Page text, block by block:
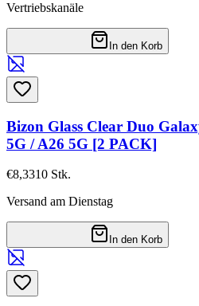
Vertriebskanäle
In den Korb
Bizon Glass Clear Duo
5G / A26 5G [2 PACK]
€8,3310 Stk.
Versand am Dienstag
In den Korb